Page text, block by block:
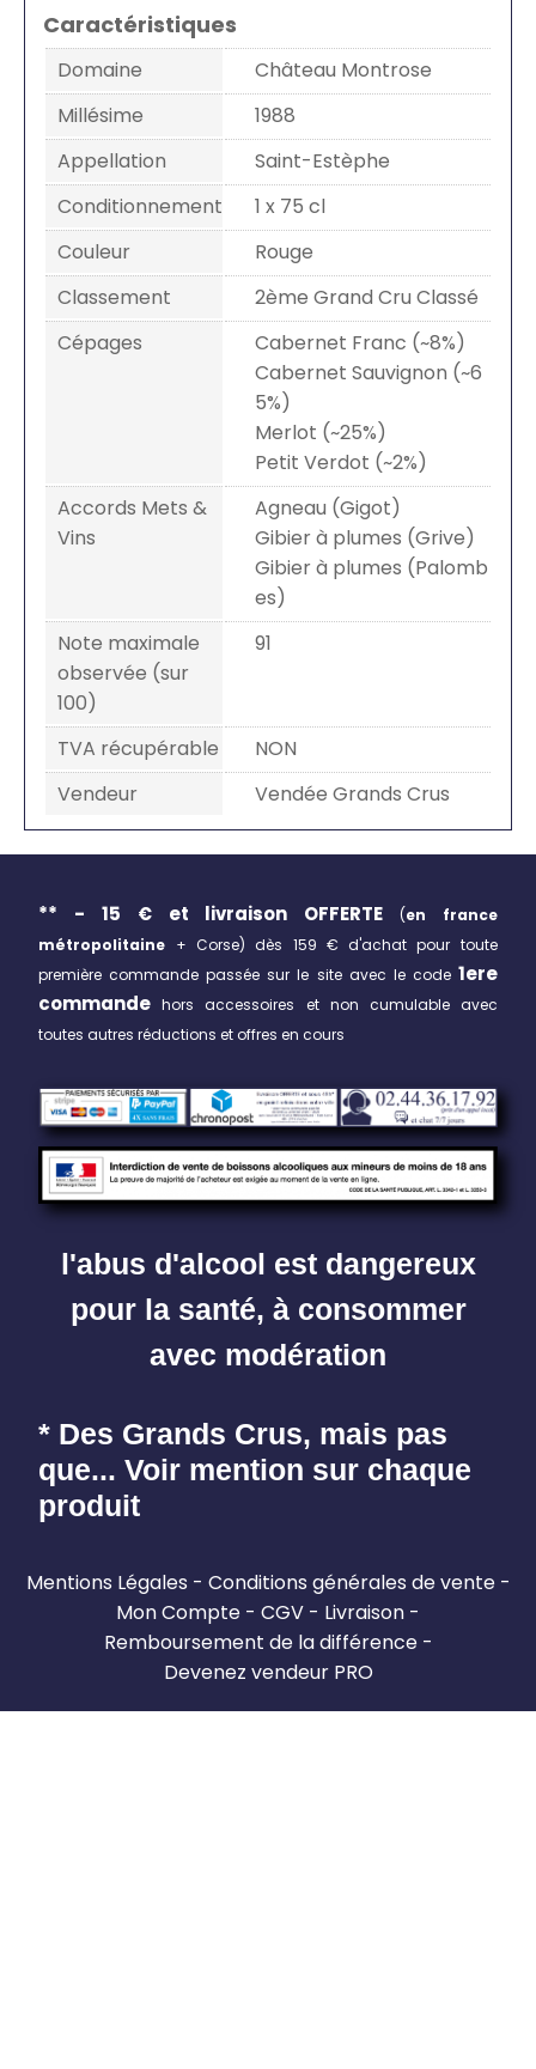
Caractéristiques
Domaine
Château Montrose
Millésime
1988
Appellation
Saint-Estèphe
Conditionnement
1 x 75 cl
Couleur
Rouge
Classement
2ème Grand Cru Classé
Cépages
Cabernet Franc (~8%)
Cabernet Sauvignon (~6
5%)
Merlot (~25%)
Petit Verdot (~2%)
Accords Mets &
Vins
Agneau (Gigot)
Gibier à plumes (Grive)
Gibier à plumes (Palomb
es)
Note maximale
observée (sur
100)
91
TVA récupérable
NON
Vendeur
Vendée Grands Crus
** - 15 € et livraison OFFERTE (en france
métropolitaine + Corse) dès 159 € d'achat pour toute
première commande passée sur le site avec le code 1ere
commande hors accessoires et non cumulable avec
toutes autres réductions et offres en cours
l'abus d'alcool est dangereux
pour la santé, à consommer
avec modération
* Des Grands Crus, mais pas
que... Voir mention sur chaque
produit
Mentions Légales
Conditions générales de vente
Mon Compte
CGV
Livraison
Remboursement de la différence
Devenez vendeur PRO